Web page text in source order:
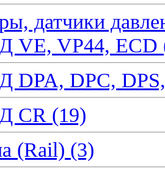
датчики
VE, VP44, ECD
DPA, DPC,
CR (19)
(Rail) (3)